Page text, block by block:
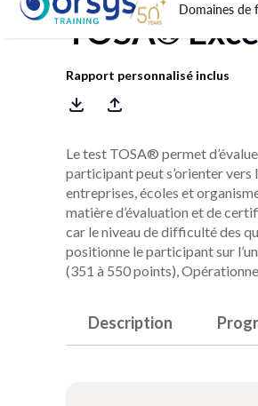
Domaines de
TOSA®
Rapport personnalisé inclus
Le test TOSA® permet
participant peut s’orienter vers
entreprises, écoles et
matière d’évaluation et de
car le niveau de difficulté des
positionne le participant sur
(351 à 550 points),
Description